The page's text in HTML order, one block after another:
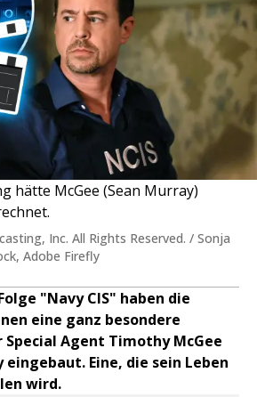
hätte McGee (Sean Murray)
Inc. All Rights Reserved. / Sonja
Adobe Firefly
"Navy CIS" haben die
eine ganz besondere
Agent Timothy McGee
eingebaut. Eine, die sein Leben
wird.